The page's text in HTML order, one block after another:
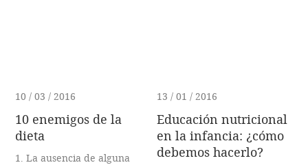
10 / 03 / 2016
10 enemigos de la
dieta
1. La ausencia de alguna
13 / 01 / 2016
Educación nutricional
en la infancia: ¿cómo
debemos hacerlo?